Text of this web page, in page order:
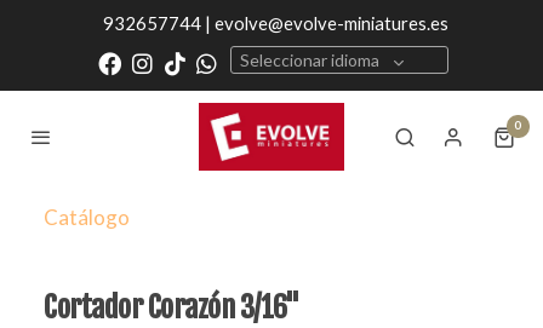
932657744 | evolve@evolve-miniatures.es
Seleccionar idioma
0
Catálogo
Cortador Corazón 3/16"